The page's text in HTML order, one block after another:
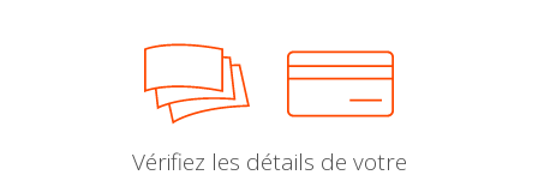
Vérifiez les détails de votre